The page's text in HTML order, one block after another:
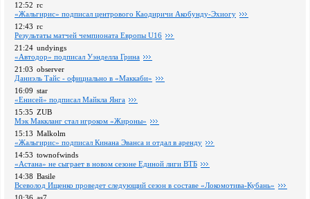
12:52 rc
«Жальгирис» подписал центрового Каодиричи Акобунду-Эхиогу
12:43 rc
Pезультаты матчей чемпионата Европы U16
21:24 undyings
«Автодор» подписал Уэнделла Грина
21:03 observer
Даниэль Тайс - официально в «Маккаби»
16:09 star
«Енисей» подписал Майкла Янга
15:35 ZUB
Мэк Маккланг стал игроком «Жироны»
15:13 Malkolm
«Жальгирис» подписал Кинана Эванса и отдал в аренду
14:53 townofwinds
«Астана» не сыграет в новом сезоне Единой лиги ВТБ
14:38 Basile
Всеволод Ищенко проведет следующий сезон в составе «Локомотива-Кубань»